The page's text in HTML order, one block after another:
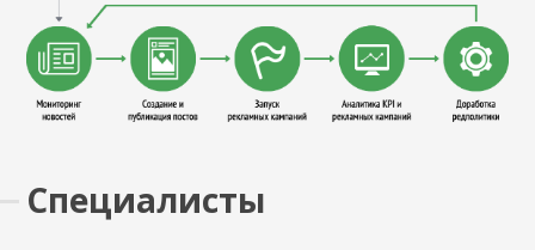
Специалисты